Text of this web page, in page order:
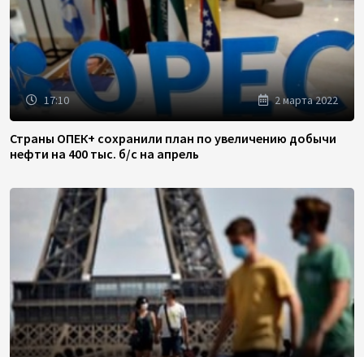
17:10 2 марта 2022
Страны ОПЕК+ сохранили план по увеличению добычи
нефти на 400 тыс. б/с на апрель